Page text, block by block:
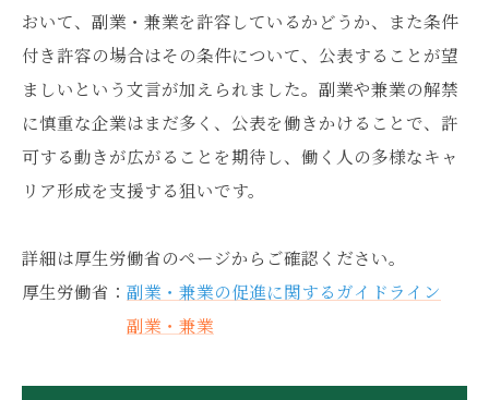
おいて、副業・兼業を許容しているかどうか、また条件
付き許容の場合はその条件について、公表することが望
ましいという文言が加えられました。副業や兼業の解禁
に慎重な企業はまだ多く、公表を働きかけることで、許
可する動きが広がることを期待し、働く人の多様なキャ
リア形成を支援する狙いです。
詳細は厚生労働省のページからご確認ください。
厚生労働省： 副業・兼業の促進に関するガイドライン
副業・兼業